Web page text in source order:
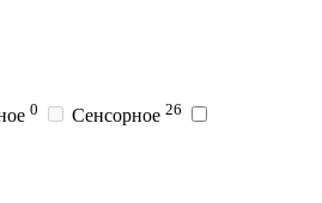
0 Сенсорное 26